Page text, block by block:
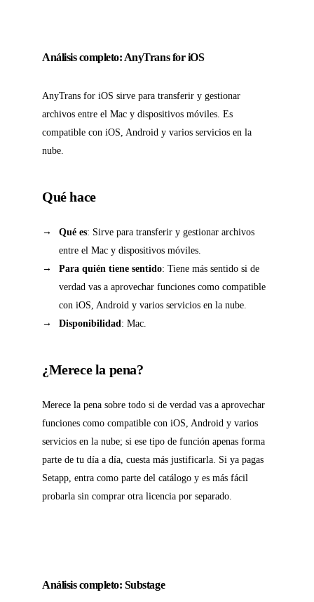
Análisis completo: AnyTrans for iOS
AnyTrans for iOS sirve para transferir y gestionar
archivos entre el Mac y dispositivos móviles. Es
compatible con iOS, Android y varios servicios en la
nube.
Qué hace
Qué es: Sirve para transferir y gestionar archivos
entre el Mac y dispositivos móviles.
Para quién tiene sentido: Tiene más sentido si de
verdad vas a aprovechar funciones como compatible
con iOS, Android y varios servicios en la nube.
Disponibilidad: Mac.
¿Merece la pena?
Merece la pena sobre todo si de verdad vas a aprovechar
funciones como compatible con iOS, Android y varios
servicios en la nube; si ese tipo de función apenas forma
parte de tu día a día, cuesta más justificarla. Si ya pagas
Setapp, entra como parte del catálogo y es más fácil
probarla sin comprar otra licencia por separado.
Análisis completo: Substage